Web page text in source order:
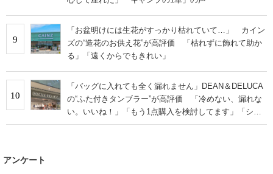
9
「お盆明けには生花がすっかり枯れていて…」 カイン
ズの“造花のお供え花”が高評価 「枯れずに飾れて助か
る」「遠くからでもきれい」
10
「バッグに入れても全く漏れません」DEAN＆DELUCA
の“ふた付きタンブラー”が高評価 「冷めない、漏れな
い。いいね！」「もう1点購入を検討してます」「シン
プルで高級感◎」
アンケート